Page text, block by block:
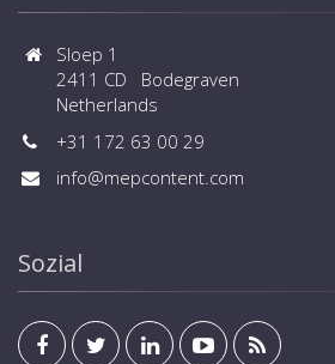
Sloep 1
2411 CD Bodegraven
Netherlands
+31 172 63 00 29
info@mepcontent.com
Sozial